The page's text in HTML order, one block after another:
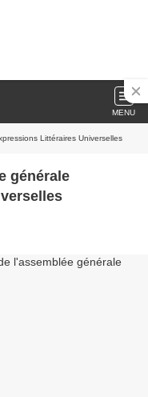
MENU
Littéraires Universelles
générale